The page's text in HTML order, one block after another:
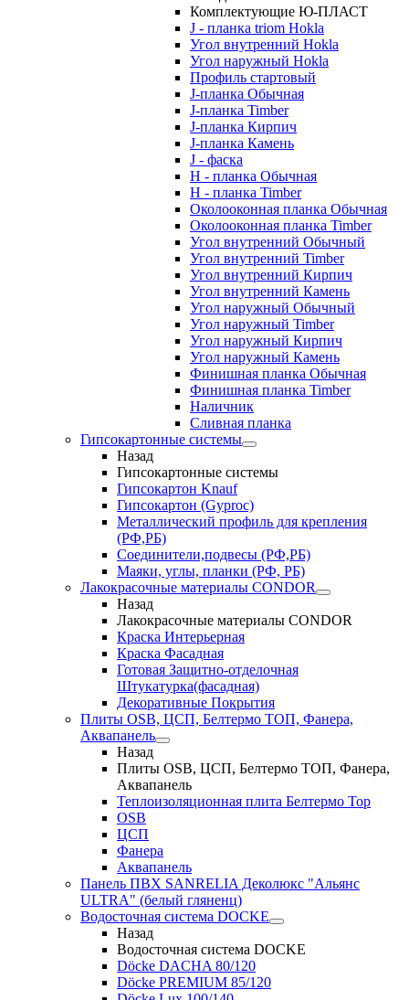
Комплектующие Ю-ПЛАСТ
J - планка triom Hokla
Угол внутренний Hokla
Угол наружный Hokla
Профиль стартовый
J-планка Обычная
J-планка Timber
J-планка Кирпич
J-планка Камень
J - фаска
Н - планка Обычная
Н - планка Timber
Околооконная планка Обычная
Околооконная планка Timber
Угол внутренний Обычный
Угол внутренний Timber
Угол внутренний Кирпич
Угол внутренний Камень
Угол наружный Обычный
Угол наружный Timber
Угол наружный Кирпич
Угол наружный Камень
Финишная планка Обычная
Финишная планка Timber
Наличник
Сливная планка
Гипсокартонные системы
Назад
Гипсокартонные системы
Гипсокартон Knauf
Гипсокартон (Gyproc)
Металлический профиль для крепления
(РФ,РБ)
Соединители,подвесы (РФ,РБ)
Маяки, углы, планки (РФ, РБ)
Лакокрасочные материалы CONDOR
Назад
Лакокрасочные материалы CONDOR
Краска Интерьерная
Краска Фасадная
Готовая Защитно-отделочная
Штукатурка(фасадная)
Декоративные Покрытия
Плиты OSB, ЦСП, Белтермо ТОП, Фанера,
Аквапанель
Назад
Плиты OSB, ЦСП, Белтермо ТОП, Фанера,
Аквапанель
Теплоизоляционная плита Белтермо Top
OSB
ЦСП
Фанера
Аквапанель
Панель ПВХ SANRELIA Деколюкс "Альянс
ULTRA" (белый гляненц)
Водосточная система DOCKE
Назад
Водосточная система DOCKE
Döсkе DACHA 80/120
Döcke PREMIUM 85/120